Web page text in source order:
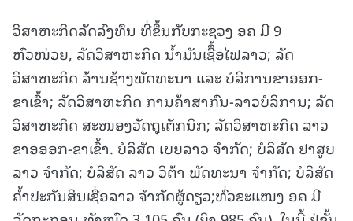
ວິສາຫະກິດລັດລົງທຶນ ທີ່ຂຶ້ນກັບກະຊວງ ອຄ ມີ 9
ຫົວໜ່ວຍ, ລັດວິສາຫະກິດ ນ້ຳມັນເຊືຶ້ອໄຟລາວ; ລັດ
ວິສາຫະກິດ ລ້ານຊ້າງພັດທະນາ ແລະ ບໍລິການຂາອອກ-
ຂາເຂົ້າ; ລັດວິສາຫະກິດ ການຄ້າສາກົນ-ລາວບໍລິການ; ລັດ
ວິສາຫະກິດ ສະໜອງວັດຖຸເຕັກນິກ; ລັດວິສາຫະກິດ ລາວ
ຂາອອອກ-ຂາເຂົ້າ. ບໍລິສັດ ເບຍລາວ ຈຳກັດ; ບໍລິສັດ ຢາສູບ
ລາວ ຈຳກັດ; ບໍລິສັດ ລາວ ວິຕ້າ ພັດທະນາ ຈໍາກັດ; ບໍລິສັດ
ຄ້ຳປະກັນສິນເຊື່ອລາວ ຈຳກັດຜູ້ດຽວ;ທົ່ວຂະແໜງ ອຄ ມີ